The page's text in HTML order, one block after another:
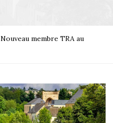
Nouveau membre TRA au